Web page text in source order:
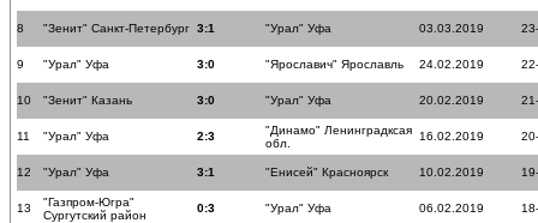
8 "Зенит" Санкт-Петербург 3:1 "Урал" Уфа 03.03.2019
9 "Урал" Уфа 3:0 "Ярославич" Ярославль 24.02.2019
10 "Зенит" Казань 3:0 "Урал" Уфа 20.02.2019
11 "Урал" Уфа 2:3
"Динамо" Ленинградксая
обл.
16.02.2019
12 "Урал" Уфа 3:1 "Енисей" Красноярск 10.02.2019
13
"Газпром-Югра"
Сургутский район
0:3 "Урал" Уфа 06.02.2019